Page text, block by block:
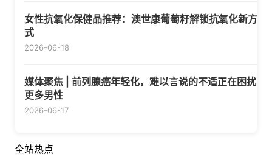
女性抗氧化保健品推荐：澳世康葡萄籽解锁抗氧化新方
式
2026-06-18
媒体聚焦 | 前列腺癌年轻化，难以言说的不适正在困扰
更多男性
2026-06-17
全站热点